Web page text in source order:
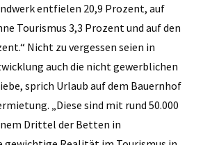
entfielen 20,9 Prozent, auf
Tourismus 3,3 Prozent und auf den
Nicht zu vergessen seien in
auch die nicht gewerblichen
sprich Urlaub auf dem Bauernhof
„Diese sind mit rund 50.000
Drittel der Betten in